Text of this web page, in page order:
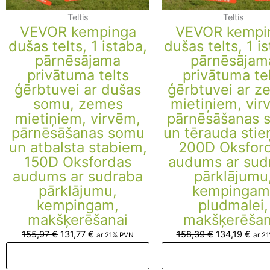
Teltis
VEVOR kempinga
dušas telts, 1 istaba,
pārnēsājama
privātuma telts
ģērbtuvei ar dušas
somu, zemes
mietiņiem, virvēm,
pārnēsāšanas somu
un atbalsta stabiem,
150D Oksfordas
audums ar sudraba
pārklājumu,
kempingam,
makšķerēšanai
155,97€ 131,77 € ar 21% PVN
Teltis
VEVOR
dušas telts, 1
privātuma
ģērbtuvei ar
mietiņiem,
pārnēsāšanas
un tērauda
200D
audums ar
pludmalei,
158,39€ 134,19 € ar